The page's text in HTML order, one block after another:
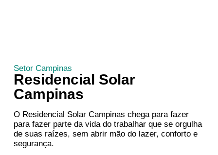
Setor Campinas
Residencial Solar
Campinas
O Residencial Solar Campinas chega para fazer
para fazer parte da vida do trabalhar que se orgulha
de suas raízes, sem abrir mão do lazer, conforto e
segurança.